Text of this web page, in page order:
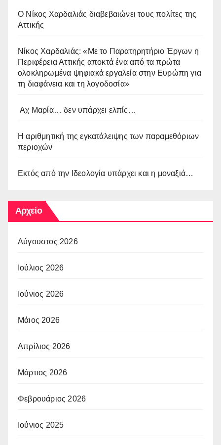
O Νίκος Χαρδαλιάς διαβεβαιώνει τους πολίτες της
Αττικής
Νίκος Χαρδαλιάς: «Με το Παρατηρητήριο Έργων η
Περιφέρεια Αττικής αποκτά ένα από τα πρώτα
ολοκληρωμένα ψηφιακά εργαλεία στην Ευρώπη για
τη διαφάνεια και τη λογοδοσία»
Αχ Μαρία… δεν υπάρχει ελπίς…
Η αριθμητική της εγκατάλειψης των παραμεθόριων
περιοχών
Εκτός από την Ιδεολογία υπάρχει και η μοναξιά…
Αρχείο
Αύγουστος 2026
Ιούλιος 2026
Ιούνιος 2026
Μάιος 2026
Απρίλιος 2026
Μάρτιος 2026
Φεβρουάριος 2026
Ιούνιος 2025